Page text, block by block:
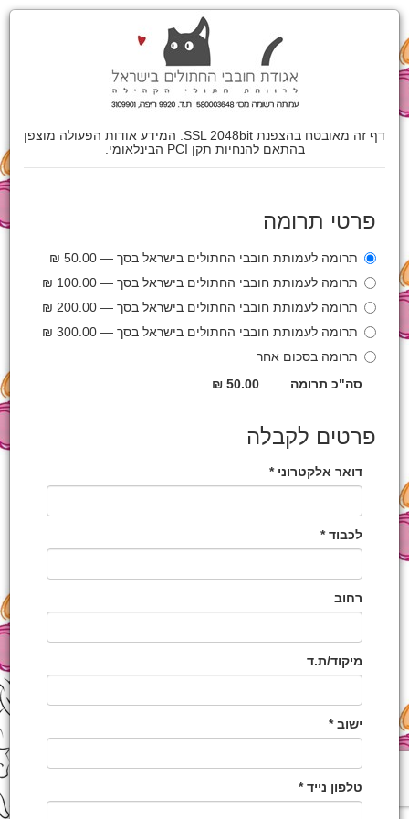
דף זה מאובטח בהצפנת SSL 2048bit. המידע אודות הפעולה מוצפן
בהתאם להנחיות תקן PCI הבינלאומי.
פרטי תרומה
תרומה לעמותת חובבי החתולים בישראל בסך — 50.00 ₪
תרומה לעמותת חובבי החתולים בישראל בסך — 100.00 ₪
תרומה לעמותת חובבי החתולים בישראל בסך — 200.00 ₪
תרומה לעמותת חובבי החתולים בישראל בסך — 300.00 ₪
תרומה בסכום אחר
סה"כ תרומה
50.00 ₪
פרטים לקבלה
דואר אלקטרוני *
לכבוד *
רחוב
מיקוד/ת.ד
ישוב *
טלפון נייד *